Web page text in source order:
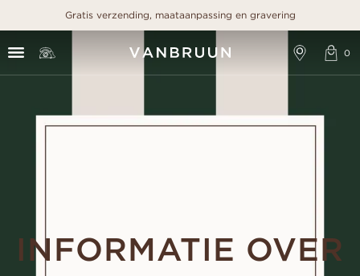
Gratis verzending, maataanpassing en gravering
INFORMATIE OVER